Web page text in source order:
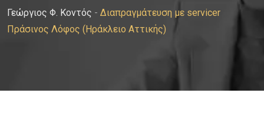
Γεώργιος Φ. Κοντός - Διαπραγμάτευση με servicer
Πράσινος Λόφος (Ηράκλειο Αττικής)